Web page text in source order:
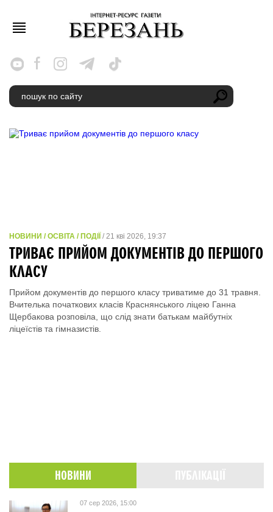
НОВИНИ / ОСВІТА / ПОДІЇ / 21 кві 2026, 19:37
ТРИВАЄ ПРИЙОМ ДОКУМЕНТІВ ДО ПЕРШОГО
КЛАСУ
Прийом документів до першого класу триватиме до 31 травня.
Вчителька початкових класів Краснянського ліцею Ганна
Щербакова розповіла, що слід знати батькам майбутніх
ліцеїстів та гімназистів.
НОВИНИ
07 сер 2026, 15:00